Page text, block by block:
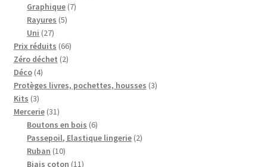
Graphique 77
Rayures 55
Uni 2727
produits
Prix réduits 6666
Zéro déchet 22
Déco 44
produits
Protèges livres, pochettes, housses 33
Kits 33
produits
Mercerie 3131
produits
Boutons en bois 66
produits
Passepoil, Elastique lingerie 22
Ruban 1010
produits
Biais coton 1111